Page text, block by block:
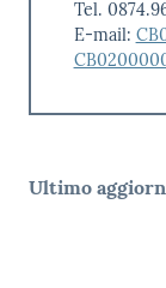
Tel.
E-mail:
Ultimo